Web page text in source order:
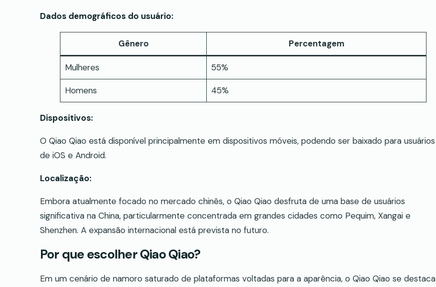
Dados demográficos do usuário:
Gênero Percentagem
Mulheres 55%
Homens 45%
Dispositivos:
O Qiao Qiao está disponível principalmente em dispositivos móveis, podendo ser baixado para usuários
de iOS e Android.
Localização:
Embora atualmente focado no mercado chinês, o Qiao Qiao desfruta de uma base de usuários
significativa na China, particularmente concentrada em grandes cidades como Pequim, Xangai e
Shenzhen. A expansão internacional está prevista no futuro.
Por que escolher Qiao Qiao?
Em um cenário de namoro saturado de plataformas voltadas para a aparência, o Qiao Qiao se destaca